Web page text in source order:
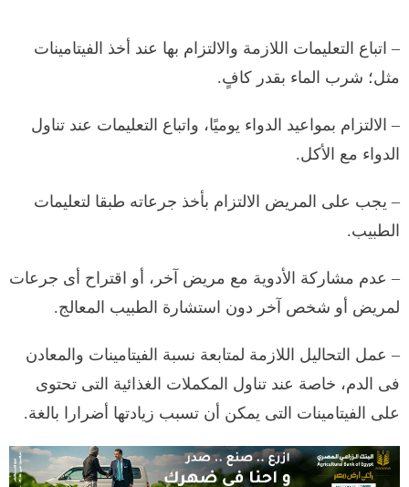
– اتباع التعليمات اللازمة والالتزام بها عند أخذ الفيتامينات
مثل؛ شرب الماء بقدر كافٍ.
– الالتزام بمواعيد الدواء يوميًا، واتباع التعليمات عند تناول
الدواء مع الأكل. ​
– يجب على المريض الالتزام بأخذ جرعاته طبقا لتعليمات
الطبيب.
– عدم مشاركة الأدوية مع مريض آخر، أو اقتراح أى جرعات
لمريض أو شخص آخر دون استشارة الطبيب المعالج.​
– عمل التحاليل اللازمة لمتابعة نسبة الفيتامينات والمعادن
فى الدم، خاصة عند تناول المكملات الغذائية التى تحتوى
على الفيتامينات التى يمكن أن تسبب زيادتها أضرارا بالغة.​